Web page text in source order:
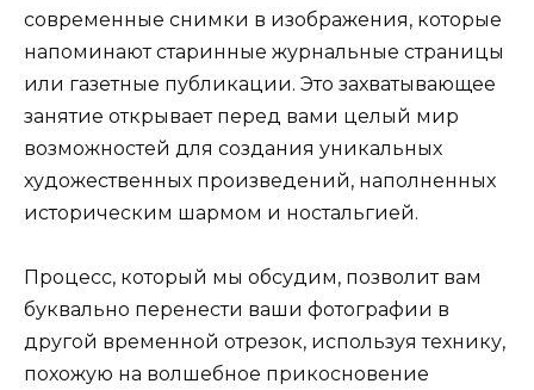
современные снимки в изображения, которые
напоминают старинные журнальные страницы
или газетные публикации. Это захватывающее
занятие открывает перед вами целый мир
возможностей для создания уникальных
художественных произведений, наполненных
историческим шармом и ностальгией.
Процесс, который мы обсудим, позволит вам
буквально перенести ваши фотографии в
другой временной отрезок, используя технику,
похожую на волшебное прикосновение